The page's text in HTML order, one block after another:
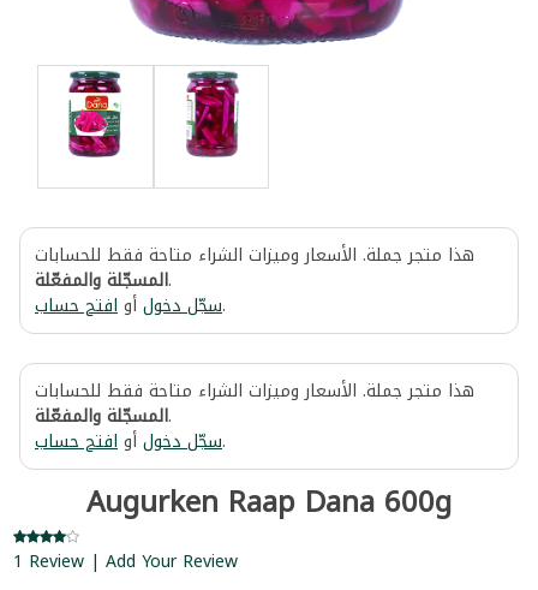
هذا متجر جملة. الأسعار وميزات الشراء متاحة فقط للحسابات
المسجّلة والمفعّلة.
سجّل دخولأوافتح حساب .
هذا متجر جملة. الأسعار وميزات الشراء متاحة فقط للحسابات
المسجّلة والمفعّلة.
سجّل دخولأوافتح حساب .
Augurken Raap Dana 600g
1 Review | Add Your Review